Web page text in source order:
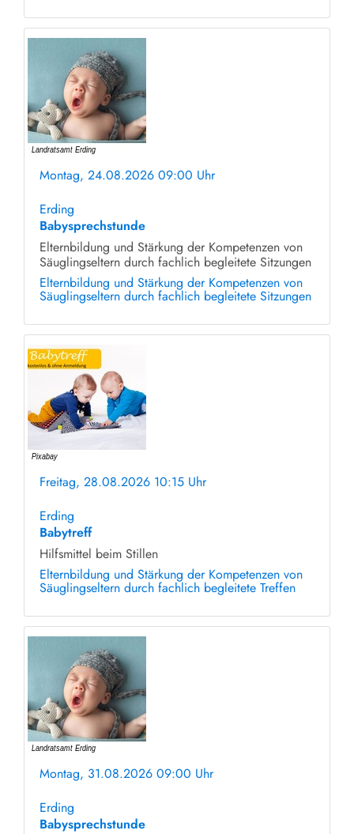
Montag, 24.08.2026 09:00 Uhr
Erding
Babysprechstunde
Elternbildung und Stärkung der Kompetenzen von
Säuglingseltern durch fachlich begleitete Sitzungen
Elternbildung und Stärkung der Kompetenzen von
Säuglingseltern durch fachlich begleitete Sitzungen
Freitag, 28.08.2026 10:15 Uhr
Erding
Babytreff
Hilfsmittel beim Stillen
Elternbildung und Stärkung der Kompetenzen von
Säuglingseltern durch fachlich begleitete Treffen
Montag, 31.08.2026 09:00 Uhr
Erding
Babysprechstunde